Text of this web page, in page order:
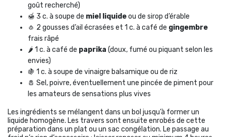
goût recherché)
🍯 3 c. à soupe de miel liquideou de sirop d’érable
🧄 2 gousses d’ail écrasées et 1 c. à café de gingembre
frais râpé
🌶 1 c. à café de paprika (doux, fumé ou piquant selon les
envies)
🍇 1 c. à soupe de vinaigre balsamique ou de riz
🧂 Sel, poivre, éventuellement une pincée de piment pour
les amateurs de sensations plus vives
Les ingrédients se mélangent dans un bol jusqu’à former un
liquide homogène. Les travers sont ensuite enrobés de cette
préparation dans un plat ou un sac congélation. Le passage au